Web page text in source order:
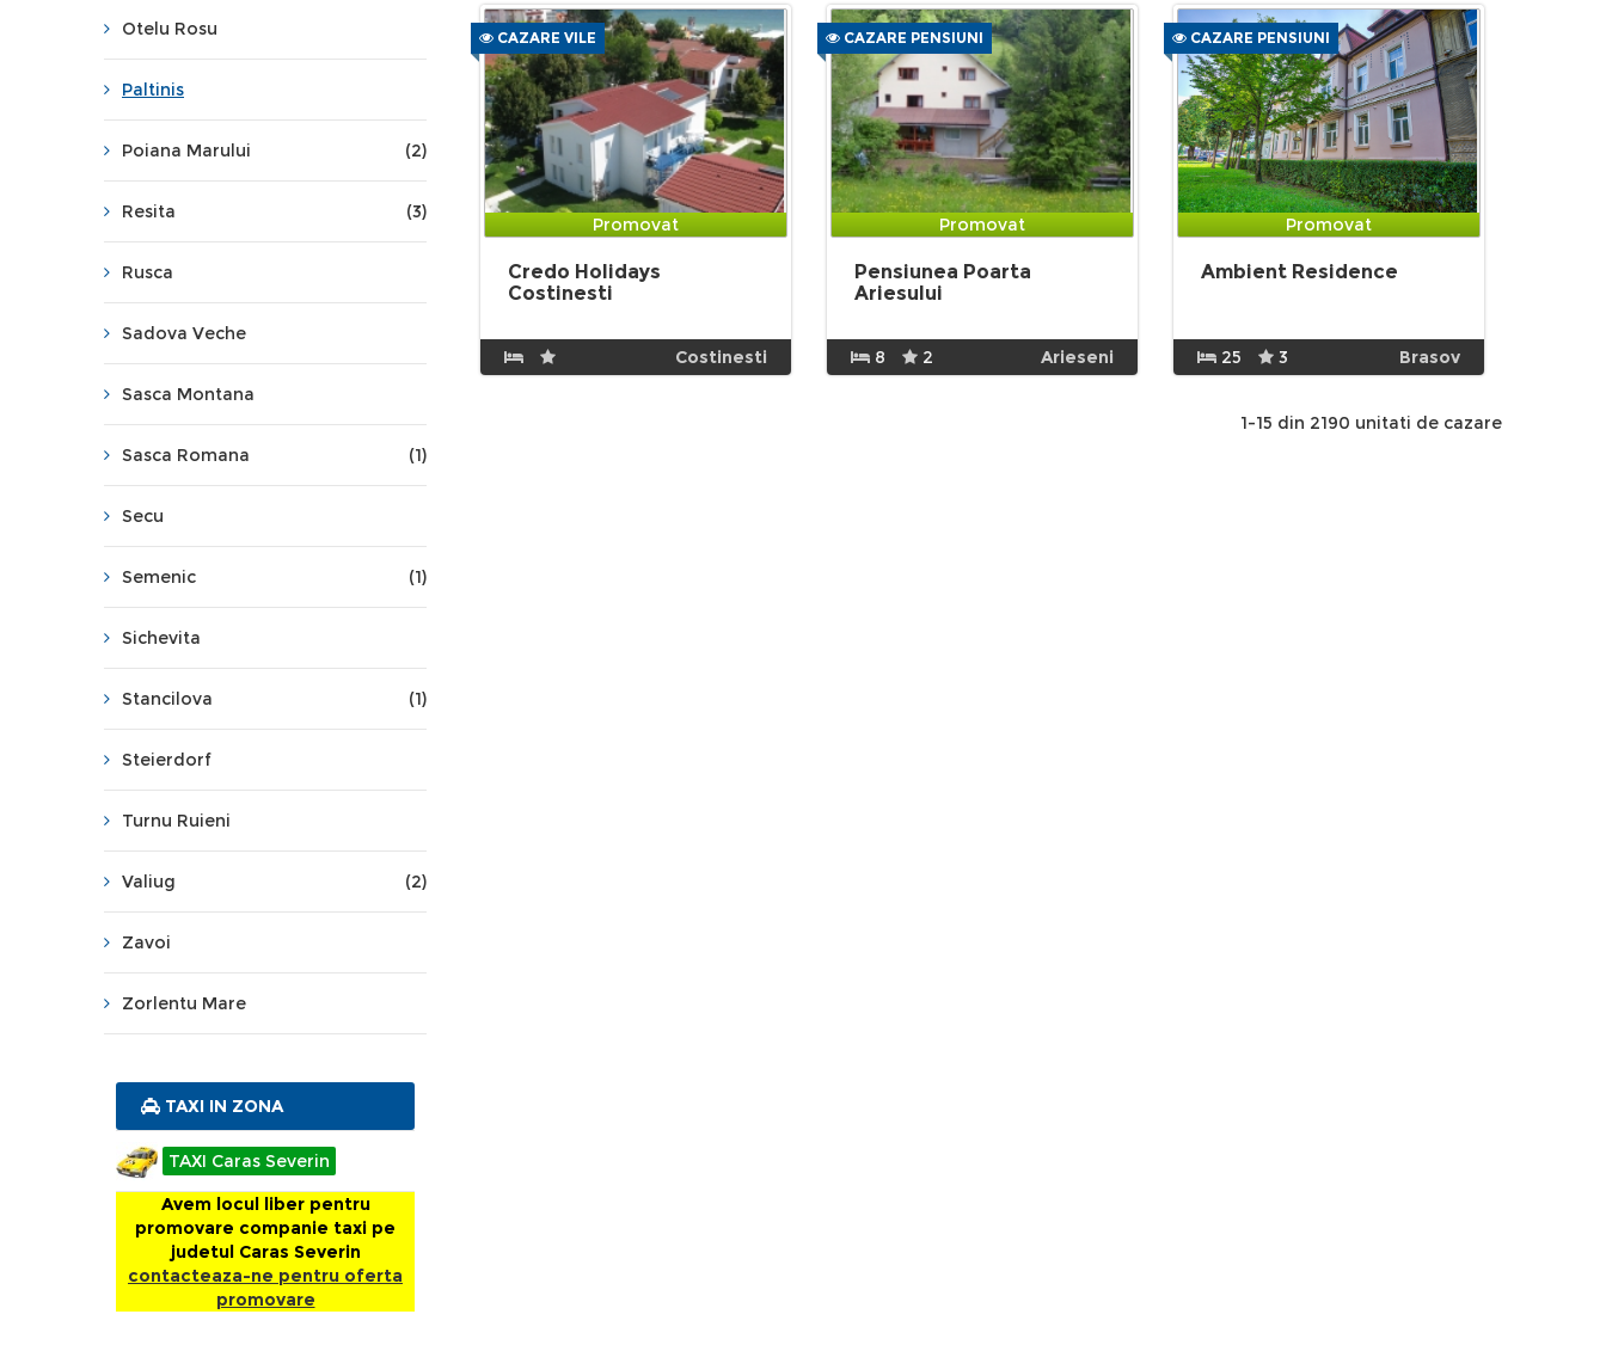
Otelu Rosu
Paltinis
Poiana Marului (2)
Resita (3)
Rusca
Sadova Veche
Sasca Montana
Sasca Romana (1)
Secu
Semenic (1)
Sichevita
Stancilova (1)
Steierdorf
Turnu Ruieni
Valiug (2)
Zavoi
Zorlentu Mare
TAXI IN ZONA
TAXI Caras Severin
Avem locul liber pentru
promovare companie taxi pe
judetul Caras Severin
contacteaza-ne pentru oferta
promovare
CAZARE VILE
Promovat
Credo Holidays
Costinesti
Costinesti
CAZARE PENSIUNI
Promovat
Pensiunea Poarta
Ariesului
8 2 Arieseni
CAZARE PENSIUNI
Promovat
Ambient Residence
25 3 Brasov
1-15 din 2190 unitati de cazare